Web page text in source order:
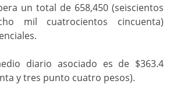
un total de 658,450 (seiscientos
mil cuatrocientos cincuenta)
diario asociado es de $363.4
y tres punto cuatro pesos).